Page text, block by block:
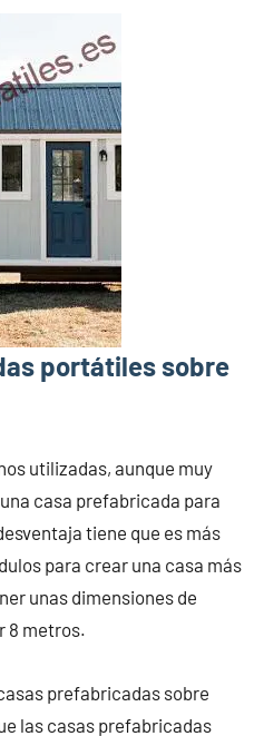
portátiles sobre
utilizadas, aunque muy
casa prefabricada para
tiene que es más
para crear una casa más
unas dimensiones de
8 metros.
prefabricadas sobre
las casas prefabricadas